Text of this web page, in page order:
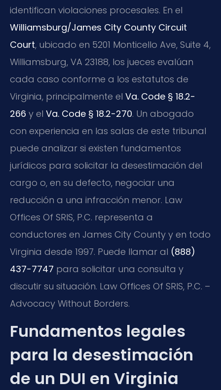
identifican violaciones procesales. En el
Williamsburg/James City County Circuit
Court, ubicado en 5201 Monticello Ave, Suite 4,
Williamsburg, VA 23188, los jueces evalúan
cada caso conforme a los estatutos de
Virginia, principalmente el Va. Code § 18.2-
266 y el Va. Code § 18.2-270. Un abogado
con experiencia en las salas de este tribunal
puede analizar si existen fundamentos
jurídicos para solicitar la desestimación del
cargo o, en su defecto, negociar una
reducción a una infracción menor. Law
Offices Of SRIS, P.C. representa a
conductores en James City County y en todo
Virginia desde 1997. Puede llamar al (888)
437-7747 para solicitar una consulta y
discutir su situación. Law Offices Of SRIS, P.C. –
Advocacy Without Borders.
Fundamentos legales
para la desestimación
de un DUI en Virginia